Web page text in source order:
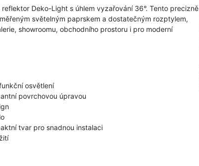
Deko-Light s úhlem vyzařování 36°. Tento precizně
světelným paprskem a dostatečným rozptylem,
showroomu, obchodního prostoru i pro moderní
osvětlení
povrchovou úpravou
tvar pro snadnou instalaci